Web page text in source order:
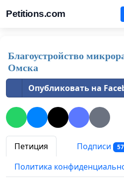
Petitions.com
Благоустройство
Омска
Опубликовать на
Петиция Подписи
Политика